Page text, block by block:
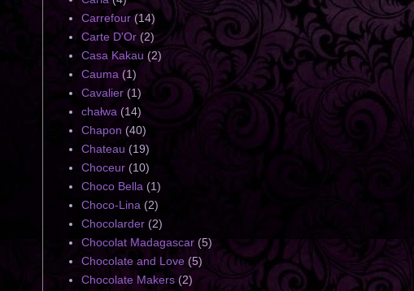
Carrefour (14)
Carte D'Or (2)
Casa Kakau (2)
Cauma (1)
Cavalier (1)
chałwa (14)
Chapon (40)
Chateau (19)
Choceur (10)
Choco Bella (1)
Choco-Lina (2)
Chocolarder (2)
Chocolat Madagascar (5)
Chocolate and Love (5)
Chocolate Makers (2)